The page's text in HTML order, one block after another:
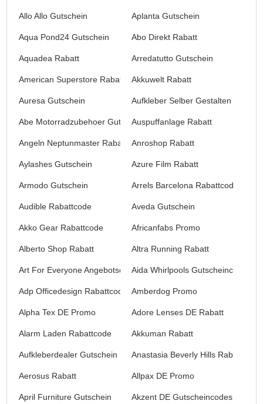
Allo Allo Gutschein Aplanta Gutschein
Aqua Pond24 Gutschein Abo Direkt Rabatt
Aquadea Rabatt Arredatutto Gutschein
American Superstore Rabatt Akkuwelt Rabatt
Auresa Gutschein Aufkleber Selber Gestalten
Abe Motorradzubehoer GutscheinAuspuffanlage Rabatt
Angeln Neptunmaster Rabatt Anroshop Rabatt
Aylashes Gutschein Azure Film Rabatt
Armodo Gutschein Arrels Barcelona Rabattcode
Audible Rabattcode Aveda Gutschein
Akko Gear Rabattcode Africanfabs Promo
Alberto Shop Rabatt Altra Running Rabatt
Art For Everyone AngebotscodeAida Whirlpools Gutscheincodes
Adp Officedesign Rabattcode Amberdog Promo
Alpha Tex DE Promo Adore Lenses DE Rabatt
Alarm Laden Rabattcode Akkuman Rabatt
Aufkleberdealer Gutschein Anastasia Beverly Hills Rabattcode
Aerosus Rabatt Allpax DE Promo
April Furniture Gutschein Akzent DE Gutscheincodes